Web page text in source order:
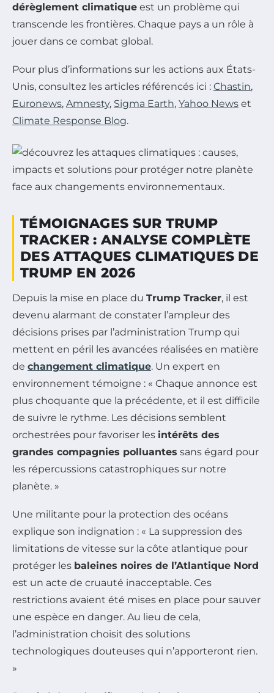
dérèglement climatique est un problème qui
transcende les frontières. Chaque pays a un rôle à
jouer dans ce combat global.
Pour plus d’informations sur les actions aux États-
Unis, consultez les articles référencés ici : Chastin,
Euronews, Amnesty, Sigma Earth, Yahoo News et
Climate Response Blog.
TÉMOIGNAGES SUR TRUMP
TRACKER : ANALYSE COMPLÈTE
DES ATTAQUES CLIMATIQUES DE
TRUMP EN 2026
Depuis la mise en place du Trump Tracker, il est
devenu alarmant de constater l’ampleur des
décisions prises par l’administration Trump qui
mettent en péril les avancées réalisées en matière
de changement climatique. Un expert en
environnement témoigne : « Chaque annonce est
plus choquante que la précédente, et il est difficile
de suivre le rythme. Les décisions semblent
orchestrées pour favoriser les intérêts des
grandes compagnies polluantes sans égard pour
les répercussions catastrophiques sur notre
planète. »
Une militante pour la protection des océans
explique son indignation : « La suppression des
limitations de vitesse sur la côte atlantique pour
protéger les baleines noires de l’Atlantique Nord
est un acte de cruauté inacceptable. Ces
restrictions avaient été mises en place pour sauver
une espèce en danger. Au lieu de cela,
l’administration choisit des solutions
technologiques douteuses qui n’apporteront rien.
»